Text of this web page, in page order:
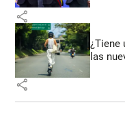
share
¿Tiene
las
share